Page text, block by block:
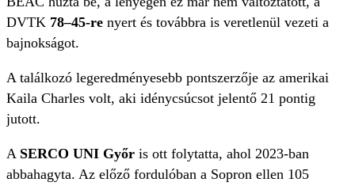
DVTK 78–45-re nyert és továbbra is veretlenül vezeti a
bajnokságot.
A találkozó legeredményesebb pontszerzője az amerikai
Kaila Charles volt, aki idénycsúcsot jelentő 21 pontig
jutott.
A SERCO UNI Győr is ott folytatta, ahol 2023-ban
abbahagyta. Az előző fordulóban a Sopron ellen 105